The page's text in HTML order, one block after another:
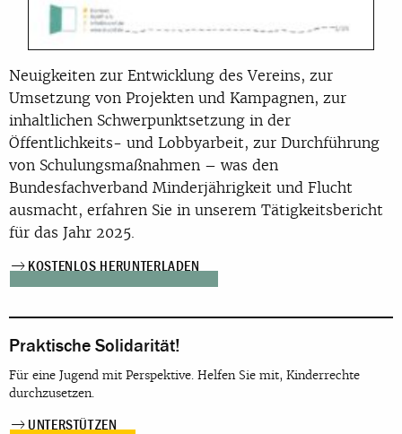
Neuigkeiten zur Entwicklung des Vereins, zur
Umsetzung von Projekten und Kampagnen, zur
inhaltlichen Schwerpunktsetzung in der
Öffentlichkeits- und Lobbyarbeit, zur Durchführung
von Schulungsmaßnahmen – was den
Bundesfachverband Minderjährigkeit und Flucht
ausmacht, erfahren Sie in unserem Tätigkeitsbericht
für das Jahr 2025.
KOSTENLOS HERUNTERLADEN
Praktische Solidarität!
Für eine Jugend mit Perspektive. Helfen Sie mit, Kinderrechte
durchzusetzen.
UNTERSTÜTZEN